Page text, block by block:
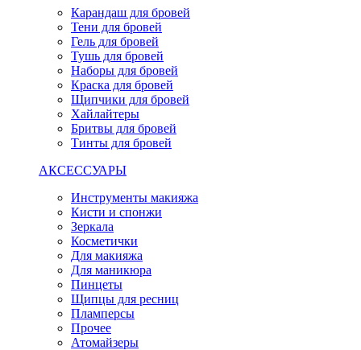
Карандаш для бровей
Тени для бровей
Гель для бровей
Тушь для бровей
Наборы для бровей
Краска для бровей
Щипчики для бровей
Хайлайтеры
Бритвы для бровей
Тинты для бровей
АКСЕССУАРЫ
Инструменты макияжа
Кисти и спонжи
Зеркала
Косметички
Для макияжа
Для маникюра
Пинцеты
Щипцы для ресниц
Пламперсы
Прочее
Атомайзеры